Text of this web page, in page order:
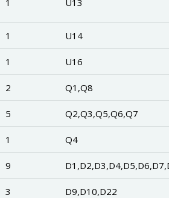
1 U14
1 U16
2 Q1,Q8
5 Q2,Q3,Q5,Q6,Q7
1 Q4
9
3 D9,D10,D22